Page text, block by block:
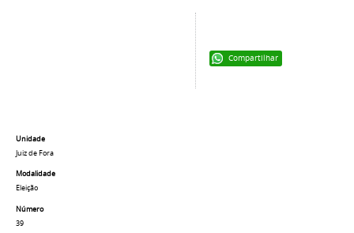
Compartilhar
Unidade
Juiz de Fora
Modalidade
Eleição
Número
39